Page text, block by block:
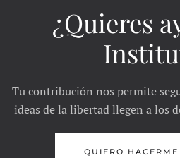
¿Quieres
Tu contribución nos permite
ideas de la libertad llegen a los
QUIERO HACERME